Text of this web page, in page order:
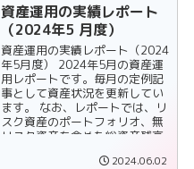
資産運用の実績レポート
（2024年5 月度）
資産運用の実績レポート（2024
年5月度） 2024年5月の資産運
用レポートです。毎月の定例記
事として資産状況を更新してい
ます。 なお、レポートでは、リ
スク資産のポートフォリオ、無
リスク資産を含めた総資産残高
2024.06.02